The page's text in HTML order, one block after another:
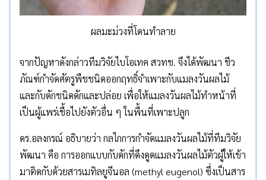
ผลมะม่วงที่โดนทำลาย
จากปัญหาดังกล่าวทีมวิจัยไบโอเทค สวทช. จึงได้พัฒนา ชีว
ภัณฑ์กำจัดศัตรูพืชชนิดออกฤทธิ์จำเพาะกับแมลงวันผลไม้
และกับดักชนิดดักและปล่อย เพื่อให้แมลงวันผลไม้ทำหน้าที่
เป็นผู้แพร่เชื้อไปยังตัวอื่น ๆ ในพื้นที่เพาะปลูก
ดร.อลงกรณ์ อธิบายว่า กลไกการกำจัดแมลงวันผลไม้ที่ทีมวิจัย
พัฒนา คือ การออกแบบกับดักที่ดึงดูดแมลงวันผลไม้ตัวผู้ให้เข้า
มาติดกับด้วยสารเมทิลยูจีนอล (methyl eugenol) ซึ่งเป็นสาร